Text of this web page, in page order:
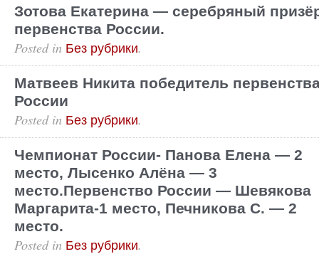
Зотова Екатерина — серебряный
первенства России.
Posted in Без рубрики.
Матвеев Никита победитель
России
Posted in Без рубрики.
Чемпионат России- Панова Елена — 2
место, Лысенко Алёна — 3
место.Первенство России — Шевякова
Маргарита-1 место, Печникова С. — 2
место.
Posted in Без рубрики.